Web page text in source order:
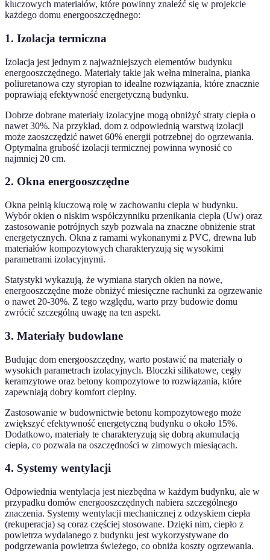
kluczowych materiałów, które powinny znaleźć się w projekcie
każdego domu energooszczędnego:
1. Izolacja termiczna
Izolacja jest jednym z najważniejszych elementów budynku
energooszczędnego. Materiały takie jak wełna mineralna, pianka
poliuretanowa czy styropian to idealne rozwiązania, które znacznie
poprawiają efektywność energetyczną budynku.
Dobrze dobrane materiały izolacyjne mogą obniżyć straty ciepła o
nawet 30%. Na przykład, dom z odpowiednią warstwą izolacji
może zaoszczędzić nawet 60% energii potrzebnej do ogrzewania.
Optymalna grubość izolacji termicznej powinna wynosić co
najmniej 20 cm.
2. Okna energooszczędne
Okna pełnią kluczową rolę w zachowaniu ciepła w budynku.
Wybór okien o niskim współczynniku przenikania ciepła (Uw) oraz
zastosowanie potrójnych szyb pozwala na znaczne obniżenie strat
energetycznych. Okna z ramami wykonanymi z PVC, drewna lub
materiałów kompozytowych charakteryzują się wysokimi
parametrami izolacyjnymi.
Statystyki wykazują, że wymiana starych okien na nowe,
energooszczędne może obniżyć miesięczne rachunki za ogrzewanie
o nawet 20-30%. Z tego względu, warto przy budowie domu
zwrócić szczególną uwagę na ten aspekt.
3. Materiały budowlane
Budując dom energooszczędny, warto postawić na materiały o
wysokich parametrach izolacyjnych. Bloczki silikatowe, cegły
keramzytowe oraz betony kompozytowe to rozwiązania, które
zapewniają dobry komfort cieplny.
Zastosowanie w budownictwie betonu kompozytowego może
zwiększyć efektywność energetyczną budynku o około 15%.
Dodatkowo, materiały te charakteryzują się dobrą akumulacją
ciepła, co pozwala na oszczędności w zimowych miesiącach.
4. Systemy wentylacji
Odpowiednia wentylacja jest niezbędna w każdym budynku, ale w
przypadku domów energooszczędnych nabiera szczególnego
znaczenia. Systemy wentylacji mechanicznej z odzyskiem ciepła
(rekuperacja) są coraz częściej stosowane. Dzięki nim, ciepło z
powietrza wydalanego z budynku jest wykorzystywane do
podgrzewania powietrza świeżego, co obniża koszty ogrzewania.